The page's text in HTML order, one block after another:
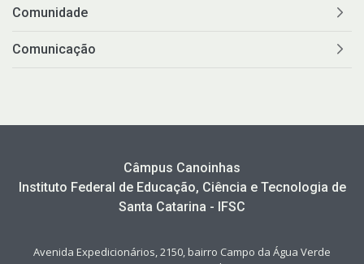
Comunidade
Comunicação
Câmpus Canoinhas
Instituto Federal de Educação, Ciência e Tecnologia de
Santa Catarina - IFSC
Avenida Expedicionários, 2150, bairro Campo da Água Verde